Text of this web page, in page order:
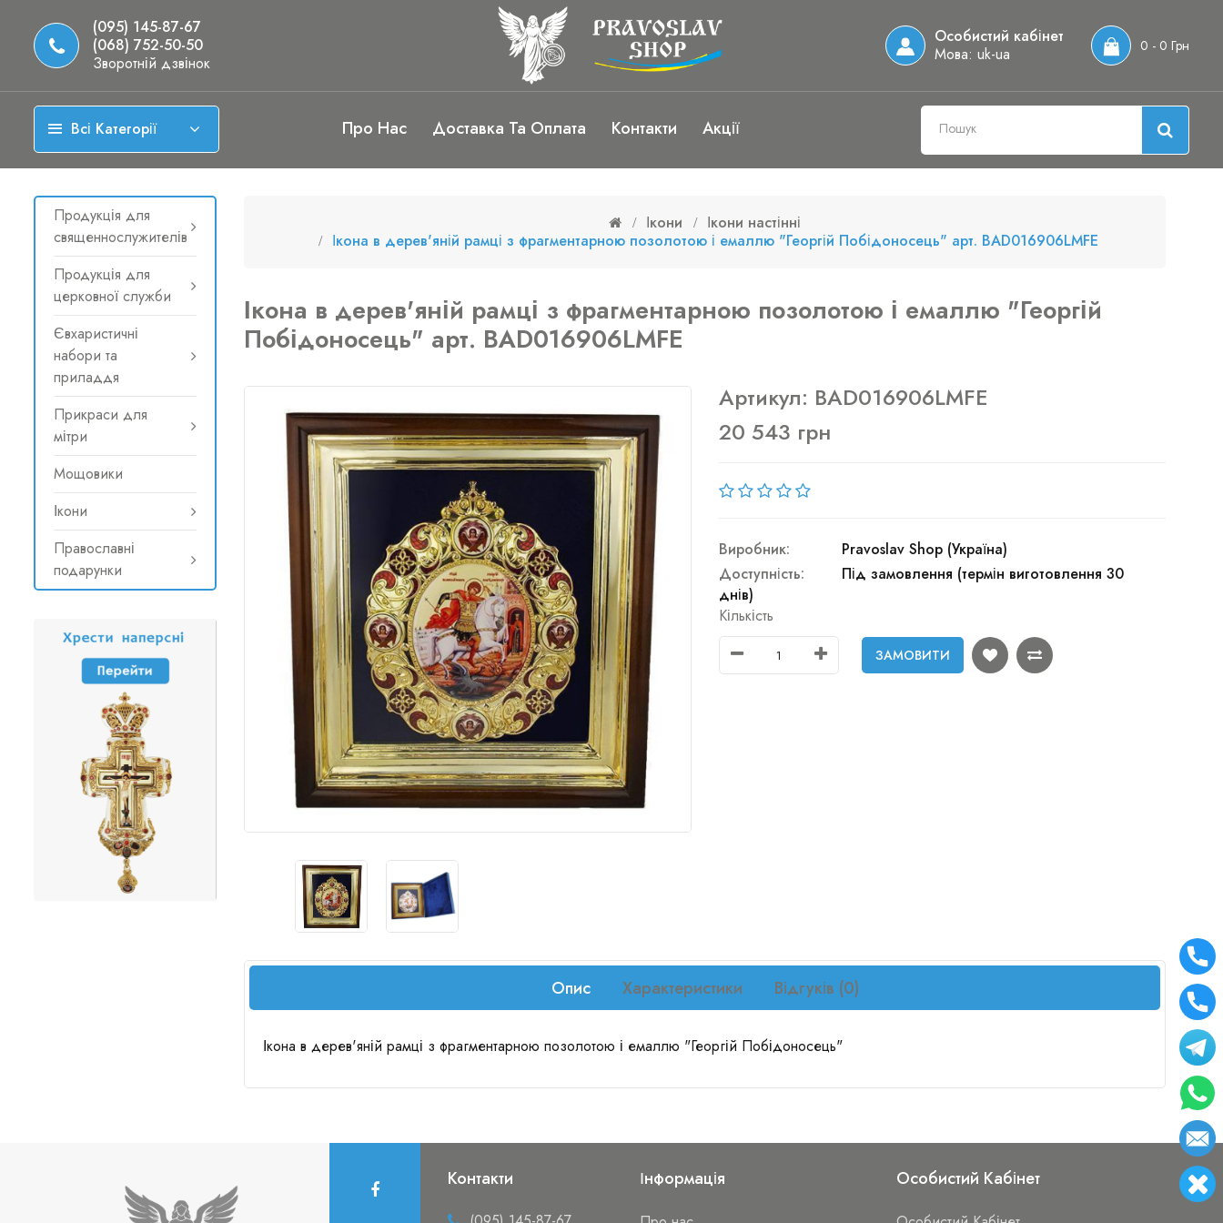
(095) 145-87-67
(068) 752-50-50
Зворотній дзвінок
Особистий кабінет
Мова: uk-ua 0 - 0 Грн
Всі Категорії Про Нас Доставка Та Оплата Контакти Акції
Продукція для
священнослужителів
Продукція для
церковної служби
Євхаристичні
набори та
приладдя
Прикраси для
мітри
Мощовики
Ікони
Православні
подарунки
Ікони
Ікони настінні
Ікона в дерев'яній рамці з фрагментарною позолотою і емаллю "Георгій Побідоносець" арт. BAD016906LMFE
Ікона в дерев'яній рамці з фрагментарною позолотою і емаллю "Георгій
Побідоносець" арт. BAD016906LMFE
Артикул: BAD016906LMFE
20 543 грн
Виробник:
Pravoslav Shop (Україна)
Доступність:
Під замовлення (термін виготовлення 30
днів)
Кількість
ЗАМОВИТИ
Опис Характеристики Відгуків (0)
Ікона в дерев'яній рамці з фрагментарною позолотою і емаллю "Георгій Побідоносець"
Контакти Інформація Особистий Кабінет